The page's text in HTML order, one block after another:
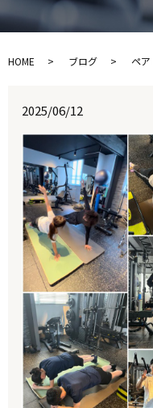
HOME ブログ ペ
2025/06/12